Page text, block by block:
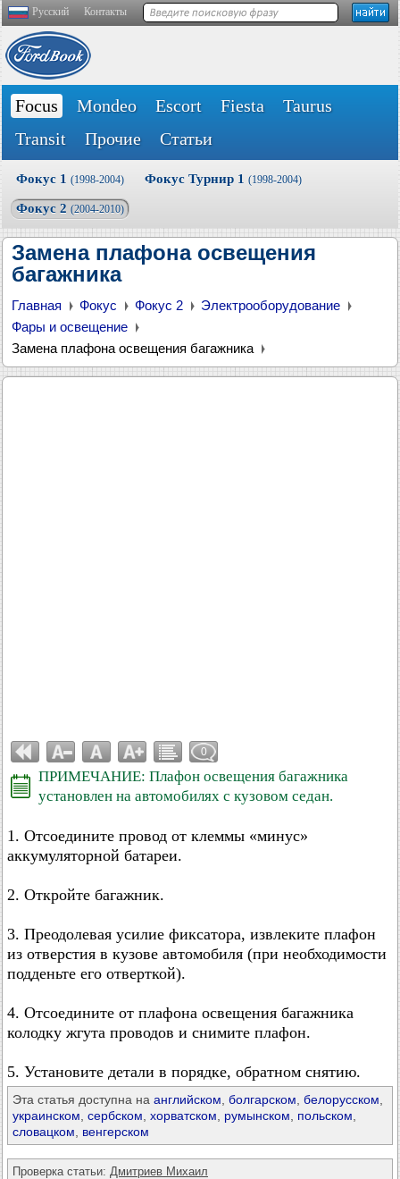
Русский Контакты
Focus Mondeo Escort Fiesta
Taurus
Transit
Прочие Статьи
Фокус 1 (1998-2004) Фокус Турнир 1 (1998-2004)
Фокус 2 (2004-2010)
Замена плафона освещения
багажника
Главная Фокус Фокус 2
Электрооборудование
Фары и освещение
Замена плафона освещения багажника
0
ПРИМЕЧАНИЕ: Плафон освещения багажника
установлен на автомобилях с кузовом седан.
1. Отсоедините провод от клеммы «минус»
аккумуляторной батареи.
2. Откройте багажник.
3. Преодолевая усилие фиксатора, извлеките плафон
из отверстия в кузове автомобиля (при необходимости
подденьте его отверткой).
4. Отсоедините от плафона освещения багажника
колодку жгута проводов и снимите плафон.
5. Установите детали в порядке, обратном снятию.
Эта статья доступна на английском болгарском белорусском
украинском сербском хорватском румынском польском
словацком
венгерском
Проверка статьи: Дмитриев Михаил